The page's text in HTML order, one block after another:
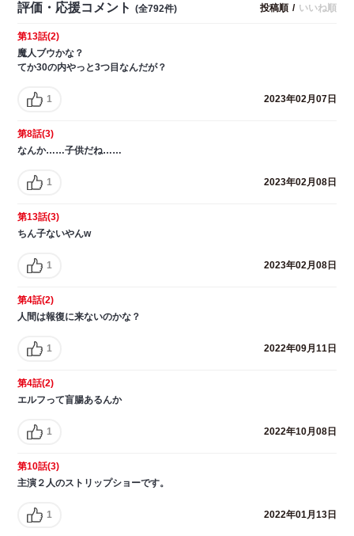
評価・応援コメント (全792件) 投稿順 / いいね順
第13話(2)
魔人ブウかな？
てか30の内やっと3つ目なんだが？
1 2023年02月07日
第8話(3)
なんか……子供だね……
1 2023年02月08日
第13話(3)
ちん子ないやんw
1 2023年02月08日
第4話(2)
人間は報復に来ないのかな？
1 2022年09月11日
第4話(2)
エルフって盲腸あるんか
1 2022年10月08日
第10話(3)
主演２人のストリップショーです。
1 2022年01月13日